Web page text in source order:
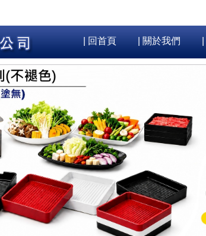
| 回首頁 | 關於我們